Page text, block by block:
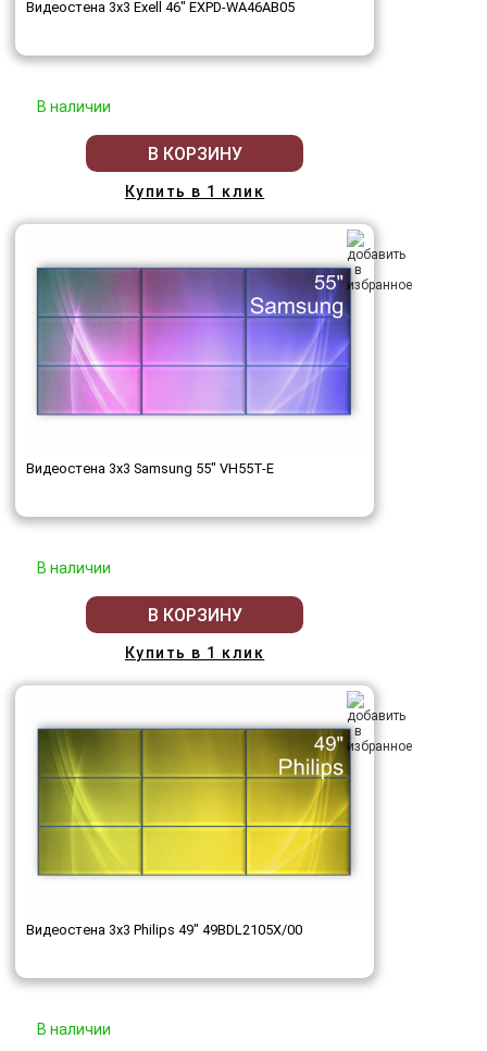
Видеостена 3x3 Exell 46" EXPD-WA46AB05
В наличии
В КОРЗИНУ
Купить в 1 клик
Видеостена 3x3 Samsung 55" VH55T-E
В наличии
В КОРЗИНУ
Купить в 1 клик
Видеостена 3x3 Philips 49" 49BDL2105X/00
В наличии